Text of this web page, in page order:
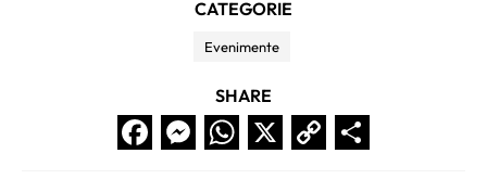
CATEGORIE
Evenimente
SHARE
Facebook
Messenger
WhatsApp
X
Copy